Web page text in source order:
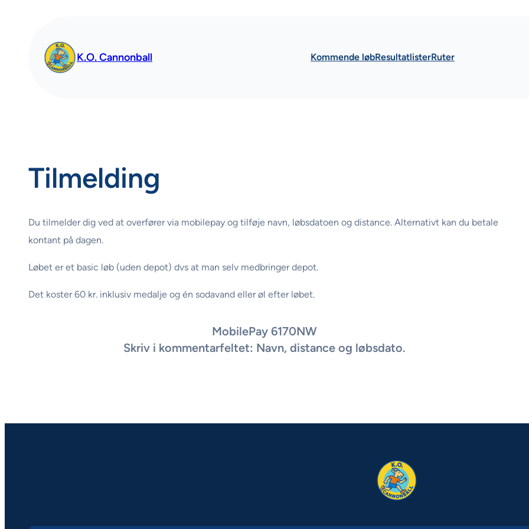
K.O. Cannonball Kommende løbResultatlisterRuter
Tilmelding
Du tilmelder dig ved at overfører via mobilepay og tilføje navn, løbsdatoen og distance. Alternativt kan du betale
kontant på dagen.
Løbet er et basic løb (uden depot) dvs at man selv medbringer depot.
Det koster 60 kr. inklusiv medalje og én sodavand eller øl efter løbet.
MobilePay 6170NW
Skriv i kommentarfeltet: Navn, distance og løbsdato.